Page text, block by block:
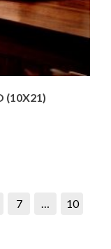
(10X21)
7 …
10